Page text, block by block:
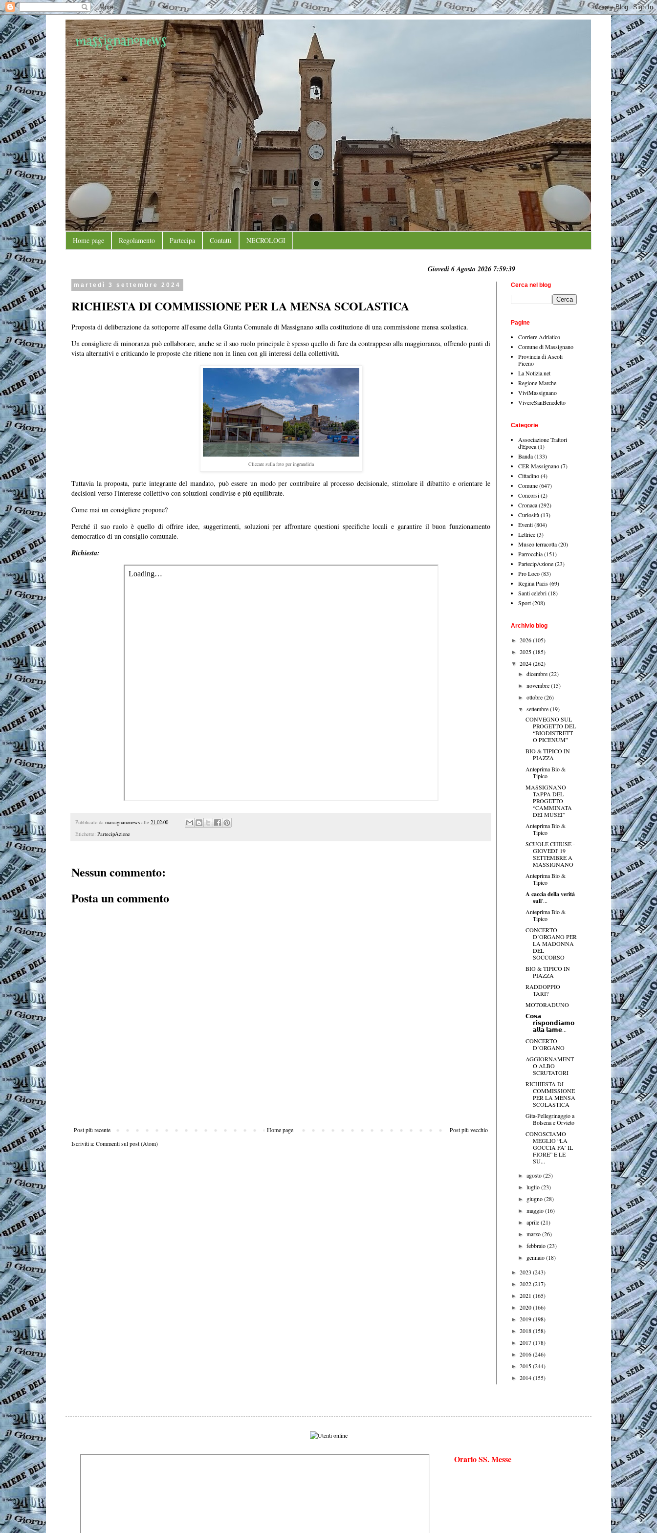
massignanonews
Home page Regolamento Partecipa Contatti NECROLOGI
Giovedì 6 Agosto 2026 7:59:40
martedì 3 settembre 2024
RICHIESTA DI COMMISSIONE PER LA MENSA SCOLASTICA
Proposta di deliberazione da sottoporre all'esame della Giunta Comunale di Massignano sulla costituzione di una commissione mensa scolastica.
Un consigliere di minoranza può collaborare, anche se il suo ruolo principale è spesso quello di fare da contrappeso alla maggioranza, offrendo punti di
vista alternativi e criticando le proposte che ritiene non in linea con gli interessi della collettività.
Cliccare sulla foto per ingrandirla
Tuttavia la proposta, parte integrante del mandato, può essere un modo per contribuire al processo decisionale, stimolare il dibattito e orientare le
decisioni verso l'interesse collettivo con soluzioni condivise e più equilibrate.
Come mai un consigliere propone?
Perché il suo ruolo è quello di offrire idee, suggerimenti, soluzioni per affrontare questioni specifiche locali e garantire il buon funzionamento
democratico di un consiglio comunale.
Richiesta:
Pubblicato da massignanonews alle 21:02:00
Etichette: PartecipAzione
Nessun commento:
Posta un commento
Post più recente Post più vecchio
Home page
Iscriviti a:Commenti sul post (Atom)
Cerca nel blog
Pagine
Corriere Adriatico
Comune di Massignano
Provincia di Ascoli
Piceno
La Notizia.net
Regione Marche
ViviMassignano
VivereSanBenedetto
Categorie
Associazione Trattori
d'Epoca(1)
Banda(133)
CER Massignano(7)
Cittadino(4)
Comune(647)
Concorsi(2)
Cronaca(292)
Curiosità(13)
Eventi(804)
Lettrice(3)
Museo terracotta(20)
Parrocchia(151)
PartecipAzione(23)
Pro Loco(83)
Regina Pacis(69)
Santi celebri(18)
Sport(208)
Archivio blog
► 2026(105)
► 2025(185)
▼ 2024(262)
►dicembre(22)
►novembre(15)
►ottobre(26)
▼settembre(19)
CONVEGNO SUL
PROGETTO DEL
“BIODISTRETT
O PICENUM”
BIO & TIPICO IN
PIAZZA
Anteprima Bio &
Tipico
MASSIGNANO
TAPPA DEL
PROGETTO
“CAMMINATA
DEI MUSEI”
Anteprima Bio &
Tipico
SCUOLE CHIUSE -
GIOVEDI' 19
SETTEMBRE A
MASSIGNANO
Anteprima Bio &
Tipico
𝐀 𝐜𝐚𝐜𝐜𝐢𝐚 𝐝𝐞𝐥𝐥𝐚 𝐯𝐞𝐫𝐢𝐭𝐚̀
𝐬𝐮𝐥𝐥’...
Anteprima Bio &
Tipico
CONCERTO
D’ORGANO PER
LA MADONNA
DEL
SOCCORSO
BIO & TIPICO IN
PIAZZA
RADDOPPIO
TARI?
MOTORADUNO
𝗖𝗼𝘀𝗮
𝗿𝗶𝘀𝗽𝗼𝗻𝗱𝗶𝗮𝗺𝗼
𝗮𝗹𝗹𝗮 𝗹𝗮𝗺𝗲...
CONCERTO
D’ORGANO
AGGIORNAMENT
O ALBO
SCRUTATORI
RICHIESTA DI
COMMISSIONE
PER LA MENSA
SCOLASTICA
Gita-Pellegrinaggio a
Bolsena e Orvieto
CONOSCIAMO
MEGLIO “LA
GOCCIA FA’ IL
FIORE” E LE
SU...
►agosto(25)
►luglio(23)
► giugno(28)
►maggio(16)
►aprile(21)
►marzo(26)
►febbraio(23)
► gennaio(18)
► 2023 (243)
► 2022(217)
► 2021 (165)
► 2020(166)
► 2019(198)
► 2018(158)
► 2017(178)
► 2016(246)
► 2015(244)
► 2014(155)
Orario SS. Messe